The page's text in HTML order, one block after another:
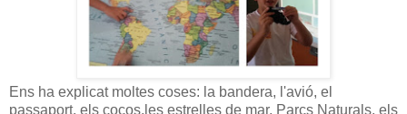
Ens ha explicat moltes coses: la bandera, l'avió, el
passaport, els cocos,les estrelles de mar, Parcs Naturals, els